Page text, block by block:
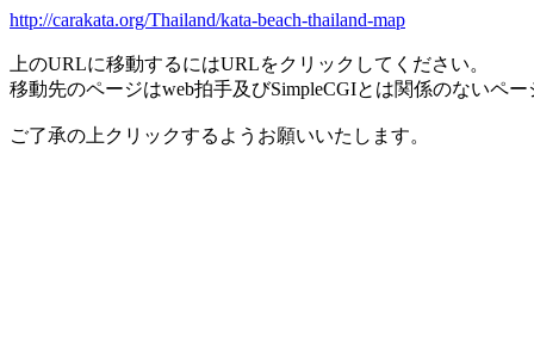
http://carakata.org/Thailand/kata-beach-thailand-map
上のURLに移動するにはURLをクリックしてください。
移動先のページはweb拍手及びSimpleCGIとは関係のないペ
ご了承の上クリックするようお願いいたします。